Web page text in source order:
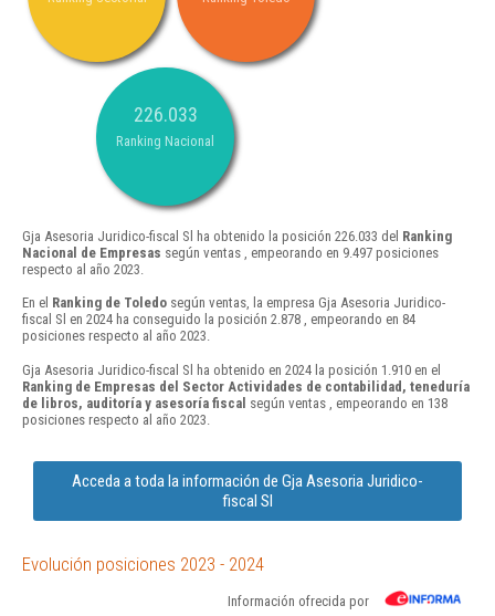
226.033
Ranking Nacional
Gja Asesoria Juridico-fiscal Sl ha obtenido la posición 226.033 del Ranking
Nacional de Empresas según ventas , empeorando en 9.497 posiciones
respecto al año 2023.
En el Ranking de Toledo según ventas, la empresa Gja Asesoria Juridico-
fiscal Sl en 2024 ha conseguido la posición 2.878 , empeorando en 84
posiciones respecto al año 2023.
Gja Asesoria Juridico-fiscal Sl ha obtenido en 2024 la posición 1.910 en el
Ranking de Empresas del Sector Actividades de contabilidad, teneduría
de libros, auditoría y asesoría fiscal según ventas , empeorando en 138
posiciones respecto al año 2023.
Acceda a toda la información de Gja Asesoria Juridico-
fiscal Sl
Evolución posiciones 2023 - 2024
Información ofrecida por